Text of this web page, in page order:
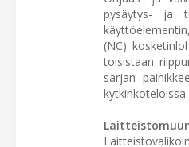
pysäytys- ja
(NC)
toisistaan
sarjan
kytkinkoteloissa